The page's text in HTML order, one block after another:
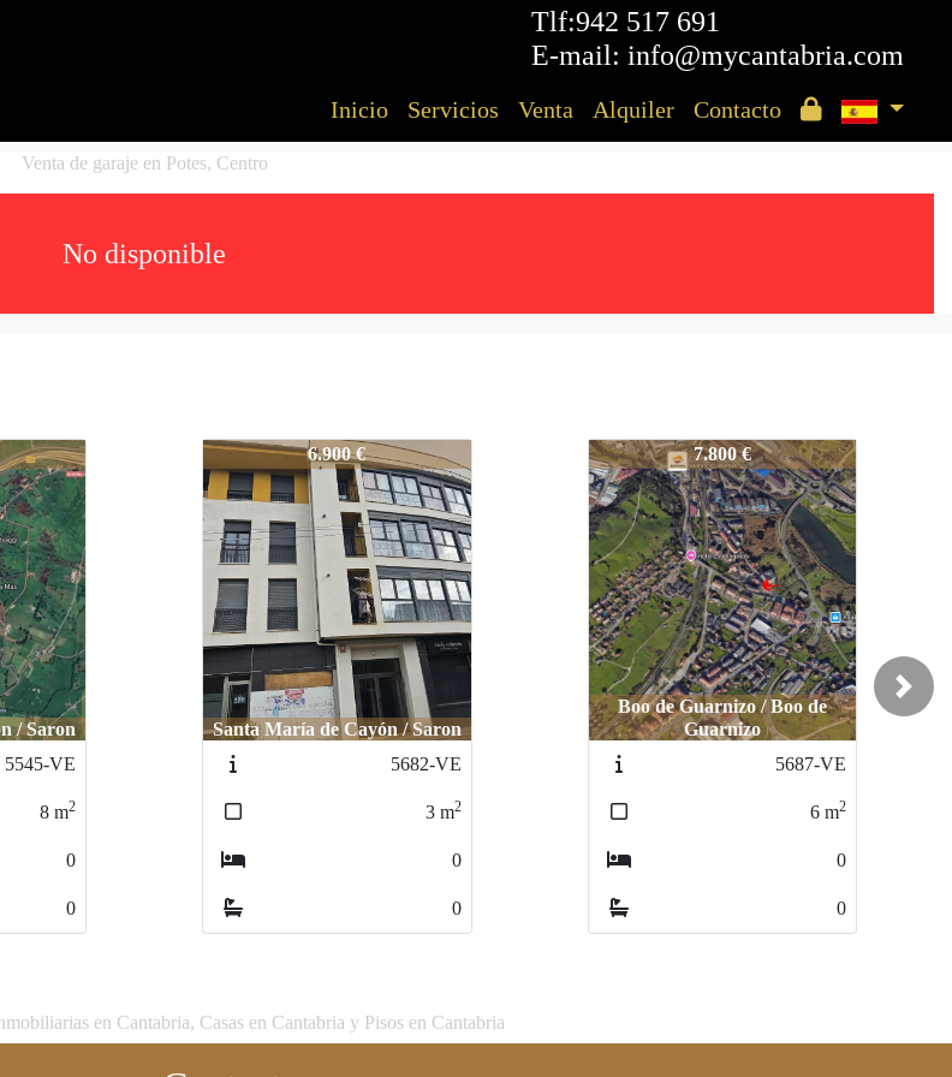
Tlf:942 517 691
E-mail: info@mycantabria.com
Inicio Servicios Venta Alquiler Contacto
Venta de garaje en Potes, Centro
No disponible
/ Saron
5545-VE
8 m2
0
0
5709-TP 6.900 €
Santa María de Cayón / Saron
5682-VE
3 m2
0
0
5709-TP 7.800 €
Boo de Guarnizo / Boo de
Guarnizo
5687-VE
6 m2
0
0
Next
en Cantabria, Casas en Cantabria y Pisos en Cantabria